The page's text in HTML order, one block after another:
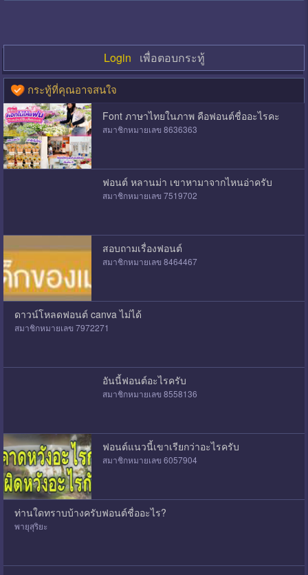
Login เพื่อตอบกระทู้
กระทู้ที่คุณอาจสนใจ
Font ภาษาไทยในภาพ คือฟอนต์ชื่ออะไรคะ
สมาชิกหมายเลข 8636363
ฟอนต์ หลานม่า เขาหามาจากไหนอ่าครับ
สมาชิกหมายเลข 7519702
สอบถามเรื่องฟอนต์
สมาชิกหมายเลข 8464467
ดาวน์โหลดฟอนต์ canva ไม่ได้
สมาชิกหมายเลข 7972271
อันนี้ฟอนต์อะไรครับ
สมาชิกหมายเลข 8558136
ฟอนต์แนวนี้เขาเรียกว่าอะไรครับ
สมาชิกหมายเลข 6057904
ท่านใดทราบบ้างครับฟอนต์ชื่ออะไร?
พายุสุริยะ